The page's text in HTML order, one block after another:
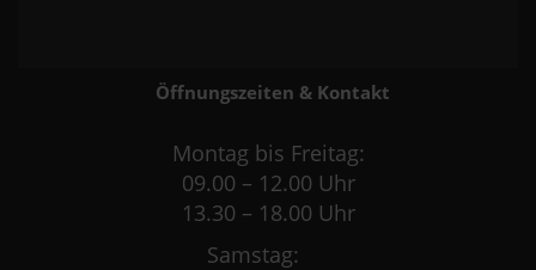
Öffnungszeiten & Kontakt
Montag bis Freitag:
09.00 – 12.00 Uhr
13.30 – 18.00 Uhr
Samstag: